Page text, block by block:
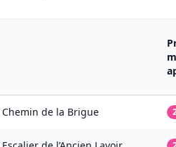
Chemin de la Brigue